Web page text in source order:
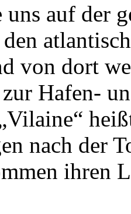
uns auf der
von dort
Hafen-
nach der
ihren